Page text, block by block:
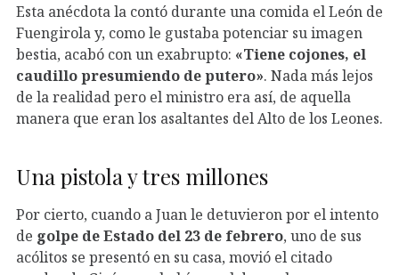
Esta anécdota la contó durante una comida el León de
Fuengirola y, como le gustaba potenciar su imagen
bestia, acabó con un exabrupto: «Tiene cojones, el
caudillo presumiendo de putero». Nada más lejos
de la realidad pero el ministro era así, de aquella
manera que eran los asaltantes del Alto de los Leones.
Una pistola y tres millones
Por cierto, cuando a Juan le detuvieron por el intento
de golpe de Estado del 23 de febrero, uno de sus
acólitos se presentó en su casa, movió el citado